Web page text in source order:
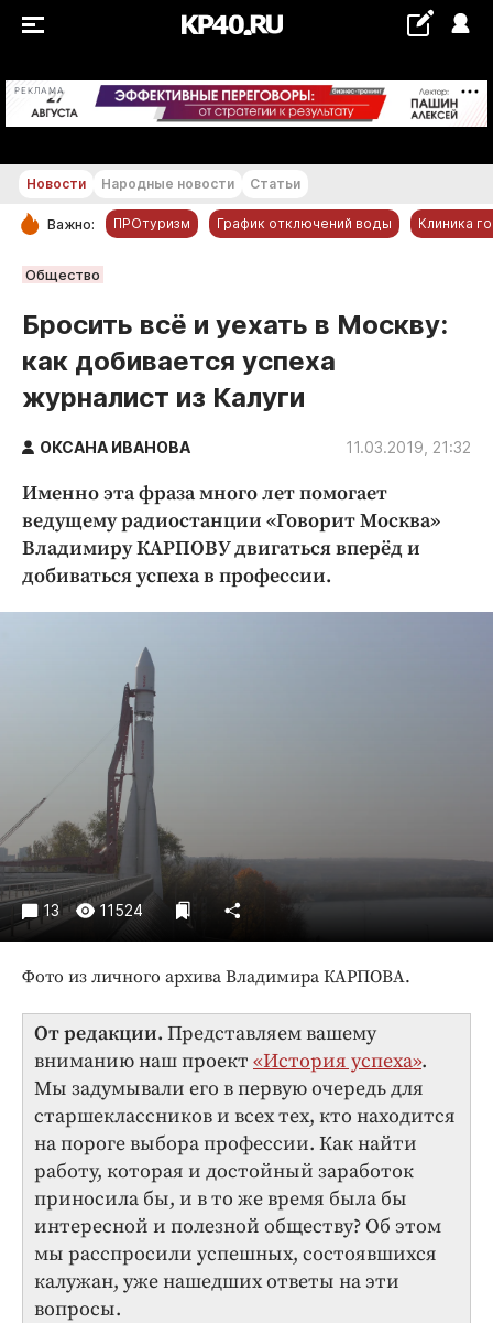
РЕКЛАМА +12...+13 °С
РУБРИКИ
Новости компаний
Статьи
Народные новости
Авто и транспорт
Криминал
Культура
Недвижимость и ЖКХ
Образование
Погода
Праздники
Происшествия
Спорт
Экономика и бизнес
ПРОЕКТЫ
Блоги
Издания
Интересное чтиво
Клиника года
Бренд года
Работодатель года
Новости Народные новости Статьи
Важно: ПРОтуризм График отключений воды Клиника
Общество
Бросить всё и уехать в Москву:
как добивается успеха
журналист из Калуги
ОКСАНА ИВАНОВА 11.03.2019, 21:32
Именно эта фраза много лет помогает
ведущему радиостанции «Говорит Москва»
Владимиру КАРПОВУ двигаться вперёд и
добиваться успеха в профессии.
13 11524
Фото из личного архива Владимира КАРПОВА.
От редакции. Представляем вашему
вниманию наш проект «История успеха».
Мы задумывали его в первую очередь для
старшеклассников и всех тех, кто находится
на пороге выбора профессии. Как найти
работу, которая и достойный заработок
приносила бы, и в то же время была бы
интересной и полезной обществу? Об этом
мы расспросили успешных, состоявшихся
калужан, уже нашедших ответы на эти
вопросы.